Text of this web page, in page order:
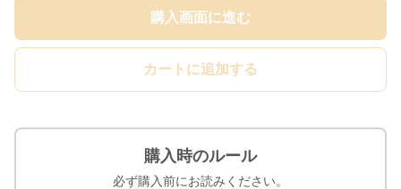
購入画面に進む
カートに追加する
購入時のルール
必ず購入前にお読みください。